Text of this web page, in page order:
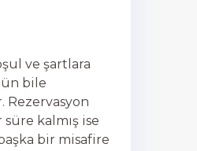
ve şartlara
bile
Rezervasyon
kalmış ise
bir misafire